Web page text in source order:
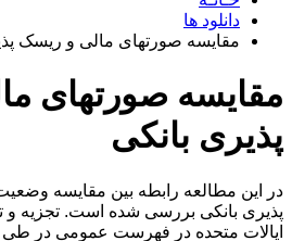
دانلود ها
مقایسه صورتهای مالی و ریسک
مقایسه صورتهای
پذیری بانکی
در این مطالعه رابطه بین مقایسه
پذیری بانکی بررسی شده است. تجزیه و